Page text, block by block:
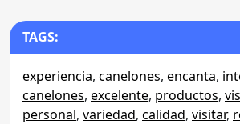
TAGS:
experiencia, canelones, encanta,
canelones, excelente, productos,
personal, variedad, calidad, visitar,